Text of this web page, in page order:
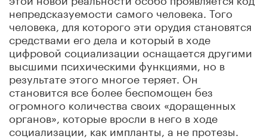
непредсказуемости самого человека. Того
человека, для которого эти орудия становятся
средствами его дела и который в ходе
цифровой социализации оснащается другими
высшими психическими функциями, но в
результате этого многое теряет. Он
становится все более беспомощен без
огромного количества своих «доращенных
органов», которые вросли в него в ходе
социализации, как импланты, а не протезы.